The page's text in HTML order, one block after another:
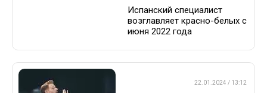
Испанский специалист
возглавляет красно-белых с
июня 2022 года
22.01.2024 / 13:12